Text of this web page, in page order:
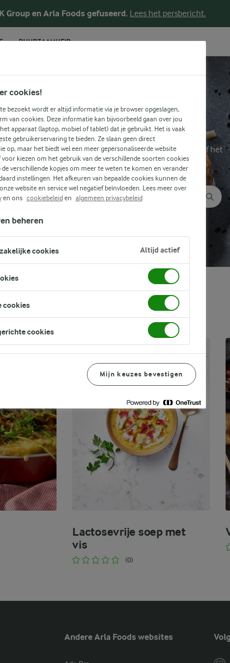
Group en Arla Foods gefuseerd. Lees het persbericht.
DUURZAAMHEID
Prei + Vis
alle gelegenheden! Gebruik onderstaande zoekfunctie of het
recepten met jouw favoriete ingrediënten te vinden.
categorie
zoektermen in te voeren
Lactosevrije soep met
vis
(0)
Andere Arla Foods websites
cookies!
bezoekt wordt er altijd informatie via je browser opgeslagen,
van cookies. Deze informatie kan bijvoorbeeld gaan over jou
apparaat (laptop, mobiel of tablet) dat je gebruikt. Het is vaak
gebruikerservaring te bieden. Ze slaan geen direct
op, maar het biedt wel een meer gepersonaliseerde website
voor kiezen om het gebruik van de verschillende soorten cookies
verschillende kopjes om meer te weten te komen en verander
instellingen. Het afkeuren van bepaalde cookies kunnen de
website en service wel negatief beïnvloeden. Lees meer over
en ons cookiebeleiden algemeen privacybeleid
beheren
cookies Altijd actief
cookies
cookies
Mijn keuzes bevestigen